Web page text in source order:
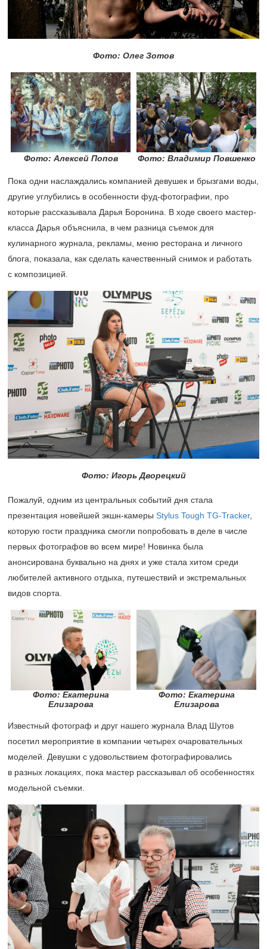
Фото: Олег Зотов
Фото: Алексей Попов Фото: Владимир Повшенко
Пока одни наслаждались компанией девушек и брызгами воды,
другие углубились в особенности фуд-фотографии, про
которые рассказывала Дарья Боронина. В ходе своего мастер-
класса Дарья объяснила, в чем разница съемок для
кулинарного журнала, рекламы, меню ресторана и личного
блога, показала, как сделать качественный снимок и работать
с композицией.
Фото: Игорь Дворецкий
Пожалуй, одним из центральных событий дня стала
презентация новейшей экшн-камеры Stylus Tough TG-Tracker,
которую гости праздника смогли попробовать в деле в числе
первых фотографов во всем мире! Новинка была
анонсирована буквально на днях и уже стала хитом среди
любителей активного отдыха, путешествий и экстремальных
видов спорта.
Фото: Екатерина
Елизарова
Фото: Екатерина
Елизарова
Известный фотограф и друг нашего журнала Влад Шутов
посетил мероприятие в компании четырех очаровательных
моделей. Девушки с удовольствием фотографировались
в разных локациях, пока мастер рассказывал об особенностях
модельной съемки.